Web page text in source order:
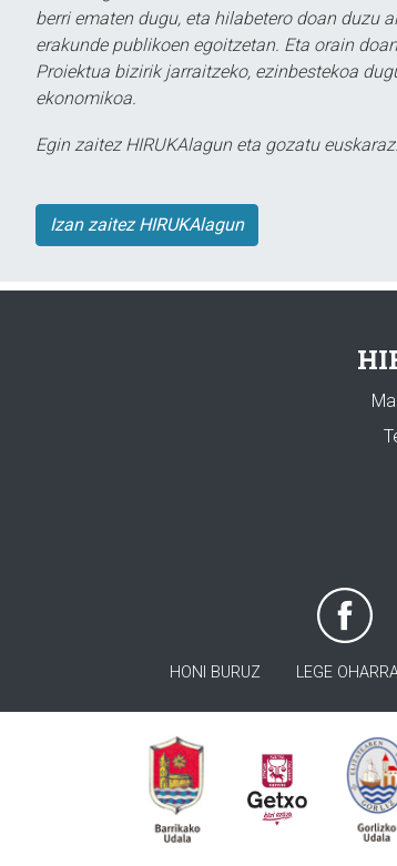
berri ematen dugu, eta hilabetero doan duzu
erakunde publikoen egoitzetan. Eta orain
Proiektua bizirik jarraitzeko, ezinbestekoa
ekonomikoa.
Egin zaitez HIRUKAlagun eta gozatu
Izan zaitez HIRUKAlagun
HONI BURUZ LEGE